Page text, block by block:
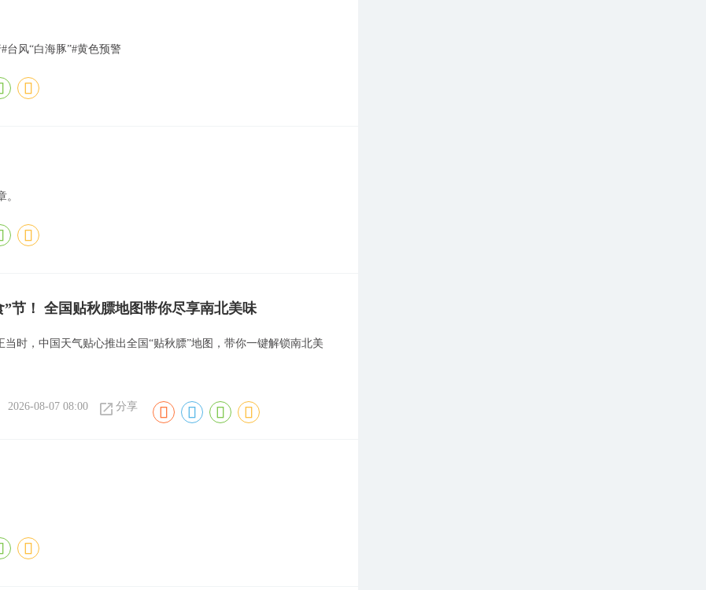
台风“白海豚”#黄色预警
”节！ 全国贴秋膘地图带你尽享南北美味
当时，中国天气贴心推出全国“贴秋膘”地图，带你一键解锁南北美
2026-08-07 08:00 分享